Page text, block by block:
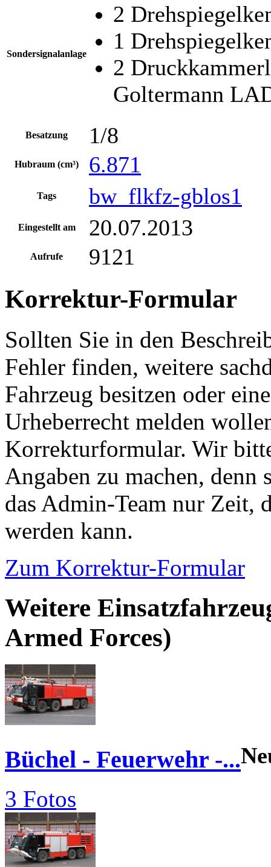
Sondersignalanlage
2
1
2
Goltermann
Besatzung 1/8
Hubraum (cm³) 6.871
Tags bw_flkfz-gblos1
Eingestellt am 20.07.2013
Aufrufe 9121
Korrektur-Formular
Sollten Sie in den
Fehler finden, weitere
Fahrzeug besitzen oder
Urheberrecht melden
Korrekturformular. Wir
Angaben zu machen,
das Admin-Team nur Zeit,
werden kann.
Zum Korrektur-Formular
Weitere
Armed Forces)
Büchel - Feuerwehr -...
3 Fotos